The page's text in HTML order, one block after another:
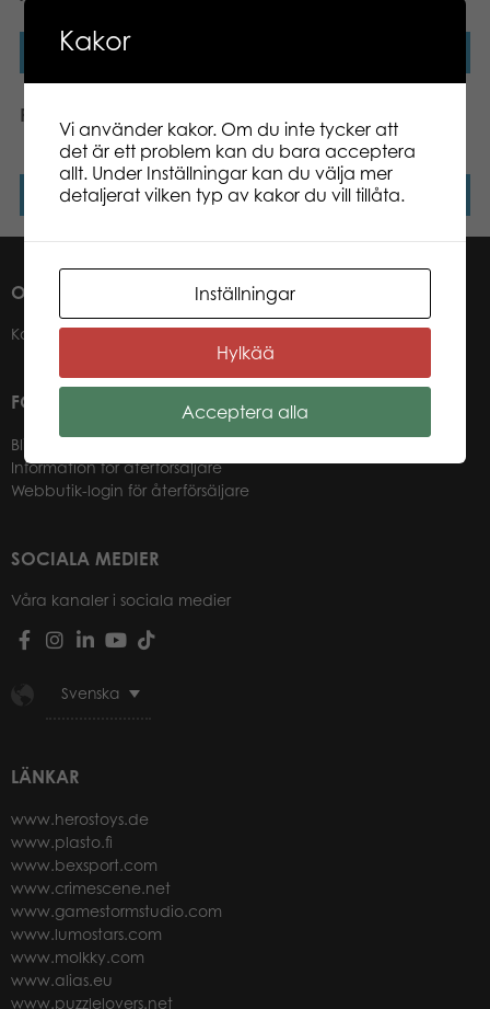
Läs mer
ROADMAX Grävmaskin
Läs mer
Lastbil
Läs mer
OM OSS
Kontakter
FÖR VÅRA ÅTERFÖRSÄLJARE
Bli återförsäljare
Information för återförsäljare
Webbutik-login för återförsäljare
SOCIALA MEDIER
Våra kanaler i sociala medier
Svenska
LÄNKAR
www.herostoys.de
www.plasto.fi
www.bexsport.com
www.crimescene.net
www.gamestormstudio.com
www.lumostars.com
www.molkky.com
www.alias.eu
www.puzzlelovers.net
Kakor
Vi använder kakor. Om du inte tycker att
det är ett problem kan du bara acceptera
allt. Under Inställningar kan du välja mer
detaljerat vilken typ av kakor du vill tillåta.
Inställningar
Hylkää
Acceptera alla